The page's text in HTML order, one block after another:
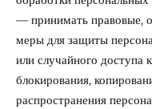
— принимать правовые,
меры для защиты
или случайного доступа
блокирования,
распространения